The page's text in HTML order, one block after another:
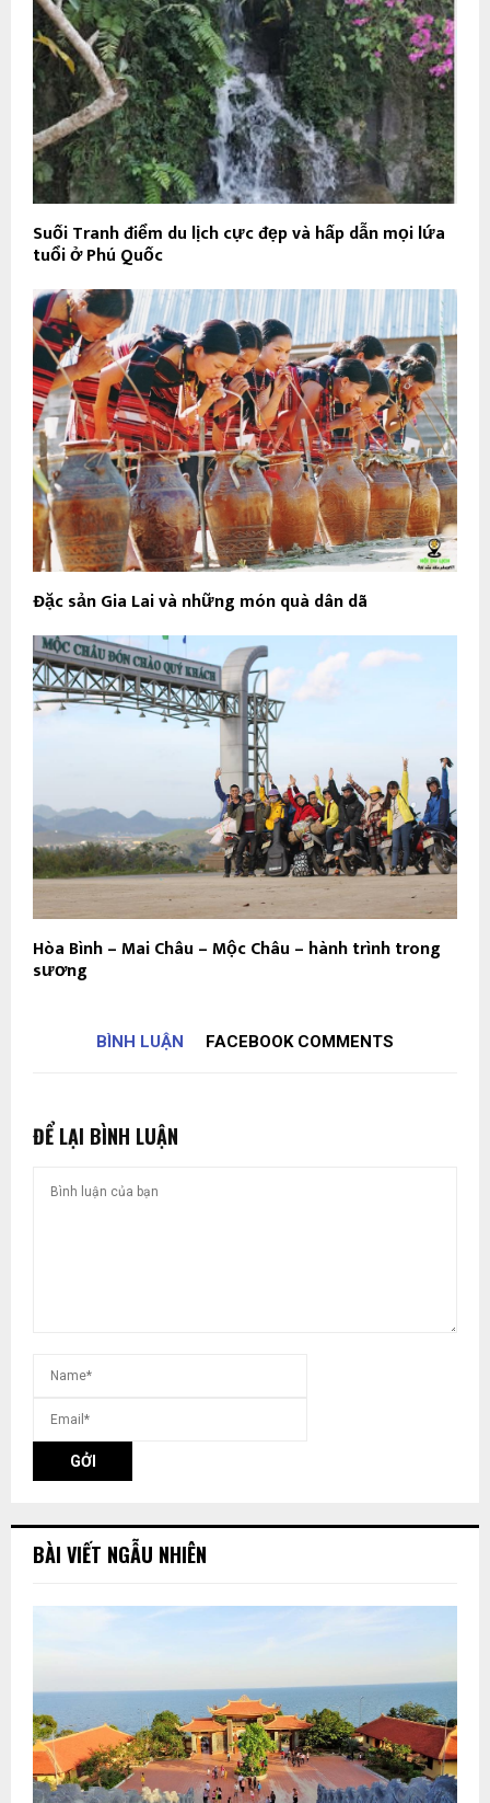
Suối Tranh điểm du lịch cực đẹp và hấp dẫn mọi lứa
tuổi ở Phú Quốc
Đặc sản Gia Lai và những món quà dân dã
Hòa Bình – Mai Châu – Mộc Châu – hành trình trong
sương
BÌNH LUẬN FACEBOOK COMMENTS
ĐỂ LẠI BÌNH LUẬN
BÀI VIẾT NGẪU NHIÊN